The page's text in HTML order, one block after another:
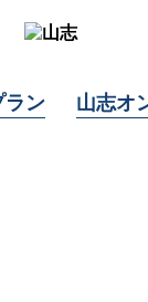
ラン 山志オ